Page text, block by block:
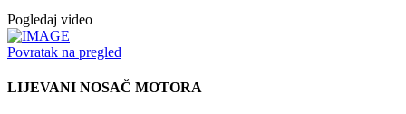
Pogledaj video
Povratak na pregled
LIJEVANI NOSAČ MOTORA